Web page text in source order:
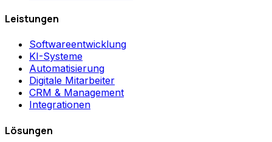
Leistungen
Softwareentwicklung
KI-Systeme
Automatisierung
Digitale Mitarbeiter
CRM & Management
Integrationen
Lösungen